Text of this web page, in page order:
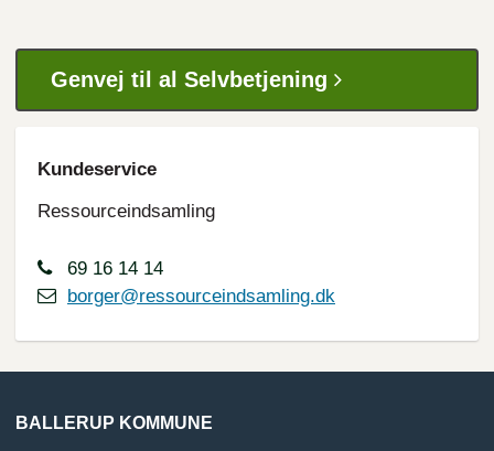
Genvej til al Selvbetjening
Kundeservice
Ressourceindsamling
69 16 14 14
borger@ressourceindsamling.dk
BALLERUP KOMMUNE